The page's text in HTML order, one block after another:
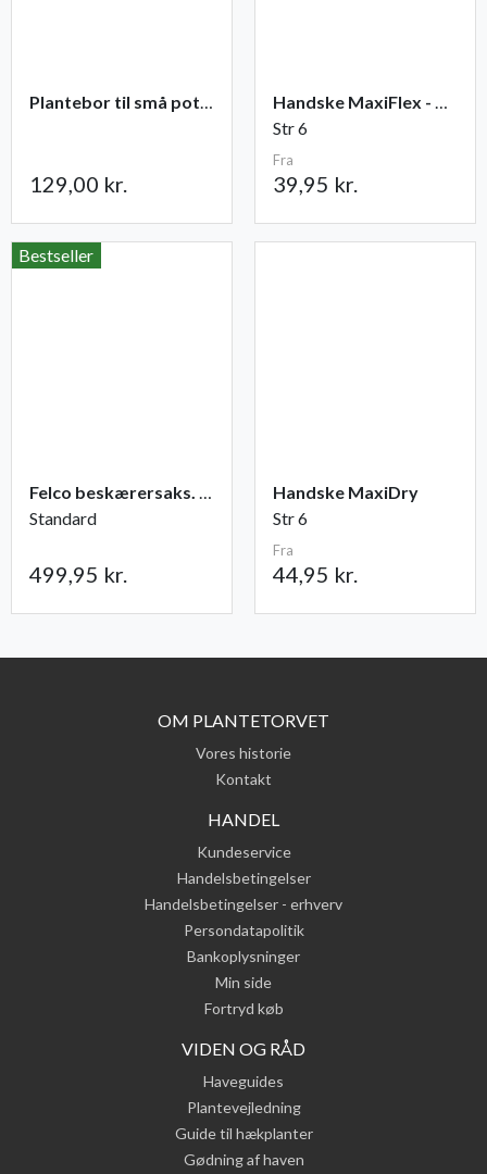
Plantebor til små potter
129,00 kr.
Handske MaxiFlex - Ultimate
Str 6
Fra
39,95 kr.
Bestseller
Felco beskærersaks. nr. 2
Standard
499,95 kr.
Handske MaxiDry
Str 6
Fra
44,95 kr.
OM PLANTETORVET
Vores historie
Kontakt
HANDEL
Kundeservice
Handelsbetingelser
Handelsbetingelser - erhverv
Persondatapolitik
Bankoplysninger
Min side
Fortryd køb
VIDEN OG RÅD
Haveguides
Plantevejledning
Guide til hækplanter
Gødning af haven